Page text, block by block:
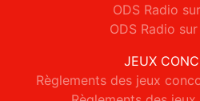
ODS Radio
ODS Radio
JEUX
Règlements des jeux